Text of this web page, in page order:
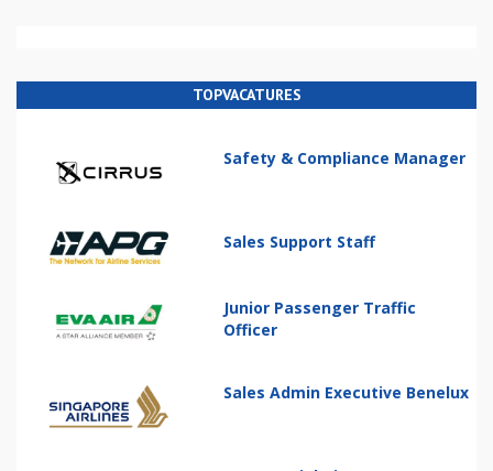
TOPVACATURES
Safety & Compliance Manager
Sales Support Staff
Junior Passenger Traffic
Officer
Sales Admin Executive Benelux